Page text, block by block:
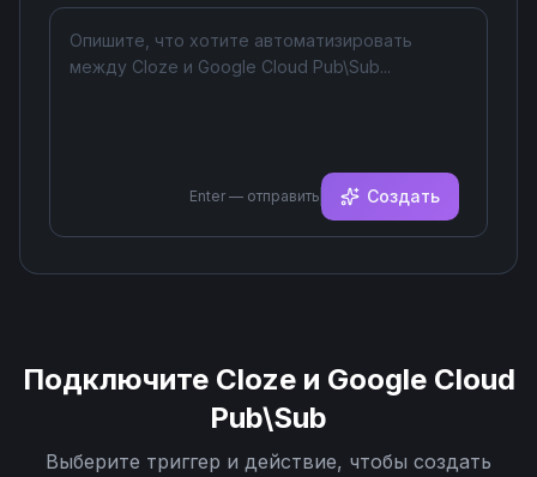
Enter — отправить Создать
Подключите Clozeи Google Cloud
Pub\Sub
Выберите триггер и действие, чтобы создать